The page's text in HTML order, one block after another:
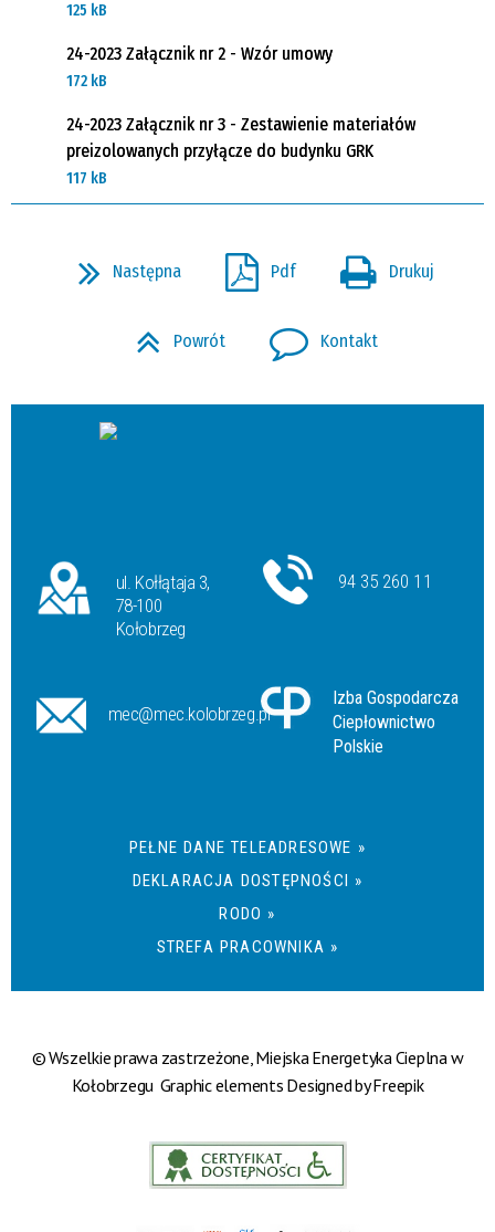
125 kB
24-2023 Załącznik nr 2 - Wzór umowy
172 kB
24-2023 Załącznik nr 3 - Zestawienie materiałów
preizolowanych przyłącze do budynku GRK
117 kB
Następna Pdf Drukuj
Powrót Kontakt
ul. Kołłątaja 3,
78-100
Kołobrzeg
94 35 260 11
mec@mec.kolobrzeg.pl
Izba Gospodarcza
Ciepłownictwo
Polskie
PEŁNE DANE TELEADRESOWE »
DEKLARACJA DOSTĘPNOŚCI »
RODO »
STREFA PRACOWNIKA »
© Wszelkie prawa zastrzeżone, Miejska Energetyka Cieplna w
Kołobrzegu Graphic elements Designed by Freepik